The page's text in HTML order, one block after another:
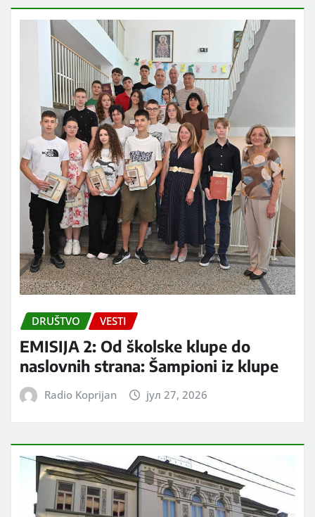
DRUŠTVO VESTI
EMISIJA 2: Od školske klupe do
naslovnih strana: Šampioni iz klupe
Radio Koprijan јул 27, 2026